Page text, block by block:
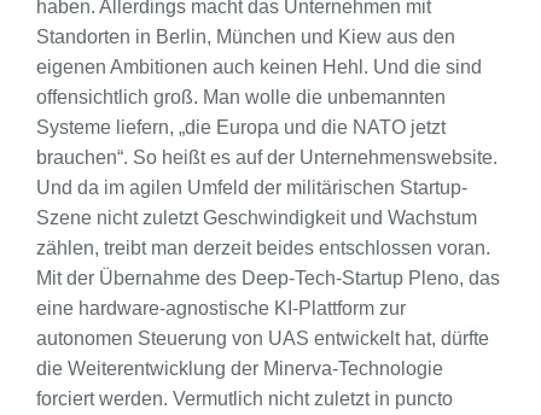
haben. Allerdings macht das Unternehmen mit
Standorten in Berlin, München und Kiew aus den
eigenen Ambitionen auch keinen Hehl. Und die sind
offensichtlich groß. Man wolle die unbemannten
Systeme liefern, „die Europa und die NATO jetzt
brauchen“. So heißt es auf der Unternehmenswebsite.
Und da im agilen Umfeld der militärischen Startup-
Szene nicht zuletzt Geschwindigkeit und Wachstum
zählen, treibt man derzeit beides entschlossen voran.
Mit der Übernahme des Deep-Tech-Startup Pleno, das
eine hardware-agnostische KI-Plattform zur
autonomen Steuerung von UAS entwickelt hat, dürfte
die Weiterentwicklung der Minerva-Technologie
forciert werden. Vermutlich nicht zuletzt in puncto